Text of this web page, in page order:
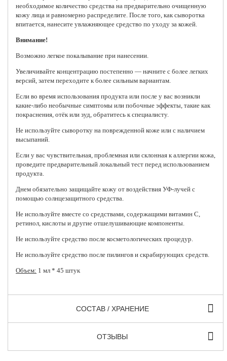
необходимое количество средства на предварительно очищенную
кожу лица и равномерно распределите. После того, как сыворотка
впитается, нанесите увлажняющее средство по уходу за кожей.
Внимание!
Возможно легкое покалывание при нанесении.
Увеличивайте концентрацию постепенно — начните с более легких
версий, затем переходите к более сильным вариантам.
Если во время использования продукта или после у вас возникли
какие-либо необычные симптомы или побочные эффекты, такие как
покраснения, отёк или зуд, обратитесь к специалисту.
Не используйте сыворотку на поврежденной коже или с наличием
высыпаний.
Если у вас чувствительная, проблемная или склонная к аллергии кожа,
проведите предварительный локальный тест перед использованием
продукта.
Днем обязательно защищайте кожу от воздействия УФ-лучей с
помощью солнцезащитного средства.
Не используйте вместе со средствами, содержащими витамин C,
ретинол, кислоты и другие отшелушивающие компоненты.
Не используйте средство после косметологических процедур.
Не используйте средство после пилингов и скрабирующих средств.
Объем: 1 мл * 45 штук
СОСТАВ / ХРАНЕНИЕ
ОТЗЫВЫ